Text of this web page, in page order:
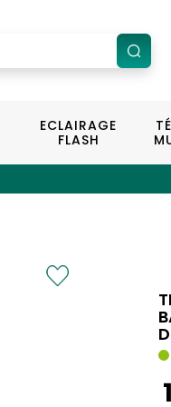
ECLAIRAGE
FLASH